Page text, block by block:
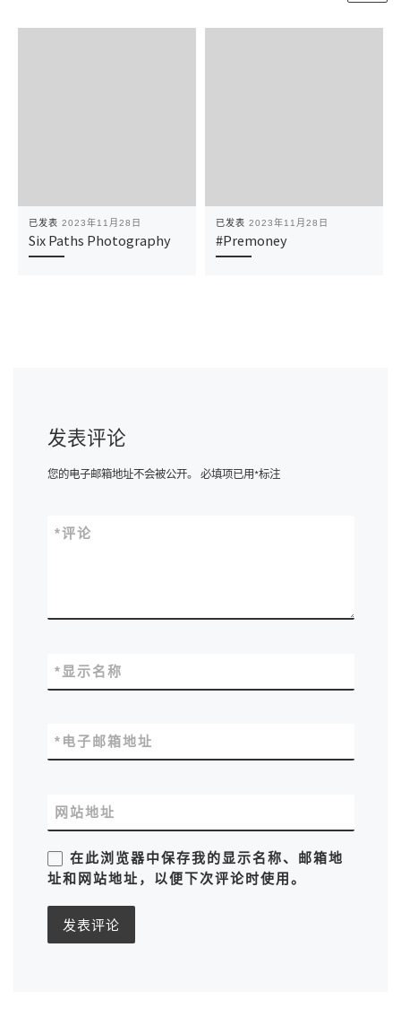
已发表 2023年11月28日
Six Paths Photography
已发表 2023年11月28日
#Premoney
发表评论
您的电子邮箱地址不会被公开。 必填项已用*标注
评论
*
显示名称
*
电子邮箱地址
*
网站地址
在此浏览器中保存我的显示名称、邮箱地
址和网站地址，以便下次评论时使用。